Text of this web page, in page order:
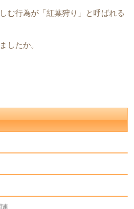
む行為が「紅葉狩り」と呼ばれる
したか。
連